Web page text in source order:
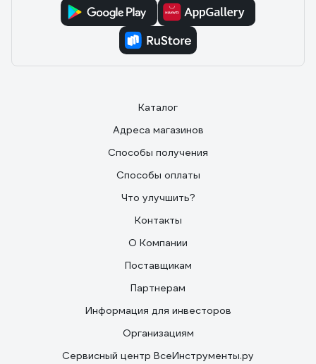
Каталог
Адреса магазинов
Способы получения
Способы оплаты
Что улучшить?
Контакты
О Компании
Поставщикам
Партнерам
Информация для инвесторов
Организациям
Сервисный центр ВсеИнструменты.ру